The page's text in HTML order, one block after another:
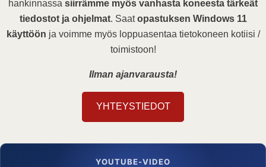
hankinnassa siirrämme myös vanhasta koneesta tärkeät
tiedostot ja ohjelmat. Saatopastuksen Windows 11
käyttöön ja voimme myös loppuasentaa tietokoneen kotiisi /
toimistoon!
Ilman ajanvarausta!
YHTEYSTIEDOT
YOUTUBE-VIDEO